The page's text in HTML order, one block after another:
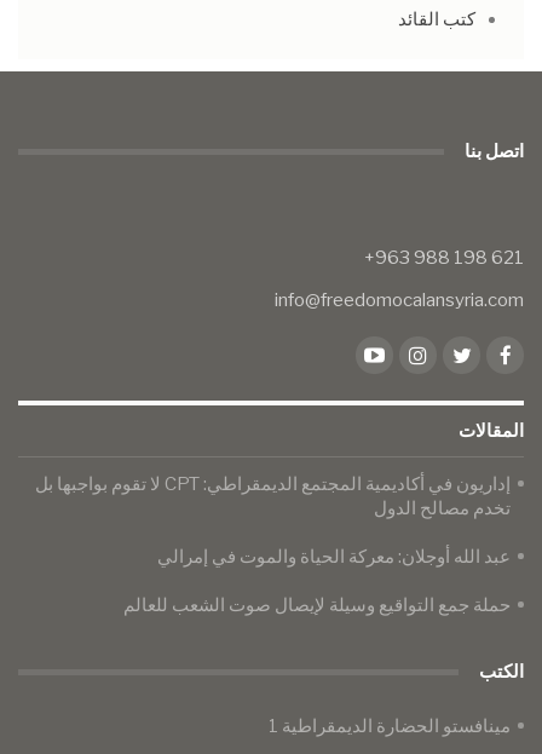
كتب القائد
اتصل بنا
info@freedomocalansyria.com
المقالات
​​​​​​​إداريون في أكاديمية المجتمع الديمقراطي: CPT لا تقوم بواجبها بل
تخدم مصالح الدول
عبد الله أوجلان: معركة الحياة والموت في إمرالي
حملة جمع التواقيع وسيلة لإيصال صوت الشعب للعالم
الكتب
مينافستو الحضارة الديمقراطية 1